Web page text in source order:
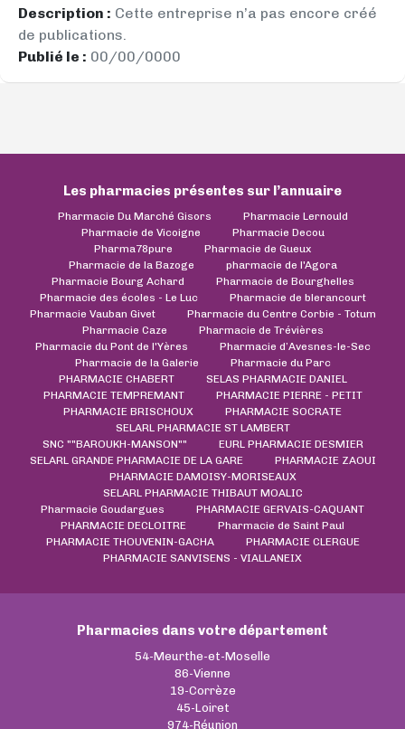
Description : Cette entreprise n’a pas encore créé
de publications.
Publié le : 00/00/0000
Les pharmacies présentes sur l’annuaire
Pharmacie Du Marché Gisors
Pharmacie Lernould
Pharmacie de Vicoigne
Pharmacie Decou
Pharma78pure
Pharmacie de Gueux
Pharmacie de la Bazoge
pharmacie de l'Agora
Pharmacie Bourg Achard
Pharmacie de Bourghelles
Pharmacie des écoles - Le Luc
Pharmacie de blerancourt
Pharmacie Vauban Givet
Pharmacie du Centre Corbie - Totum
Pharmacie Caze
Pharmacie de Trévières
Pharmacie du Pont de l'Yères
Pharmacie d’Avesnes-le-Sec
Pharmacie de la Galerie
Pharmacie du Parc
PHARMACIE CHABERT
SELAS PHARMACIE DANIEL
PHARMACIE TEMPREMANT
PHARMACIE PIERRE - PETIT
PHARMACIE BRISCHOUX
PHARMACIE SOCRATE
SELARL PHARMACIE ST LAMBERT
SNC ""BAROUKH-MANSON""
EURL PHARMACIE DESMIER
SELARL GRANDE PHARMACIE DE LA GARE
PHARMACIE ZAOUI
PHARMACIE DAMOISY-MORISEAUX
SELARL PHARMACIE THIBAUT MOALIC
Pharmacie Goudargues
PHARMACIE GERVAIS-CAQUANT
PHARMACIE DECLOITRE
Pharmacie de Saint Paul
PHARMACIE THOUVENIN-GACHA
PHARMACIE CLERGUE
PHARMACIE SANVISENS - VIALLANEIX
Pharmacies dans votre département
54-Meurthe-et-Moselle
86-Vienne
19-Corrèze
45-Loiret
974-Réunion